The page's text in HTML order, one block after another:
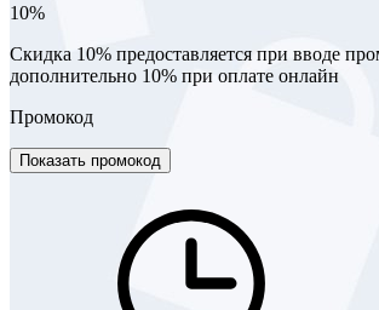
10%
Скидка 10% предоставляется при вводе
дополнительно 10% при оплате онлайн
Промокод
Показать промокод